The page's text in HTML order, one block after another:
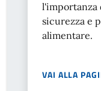
sicurezza e
alimentare.
VAI ALLA